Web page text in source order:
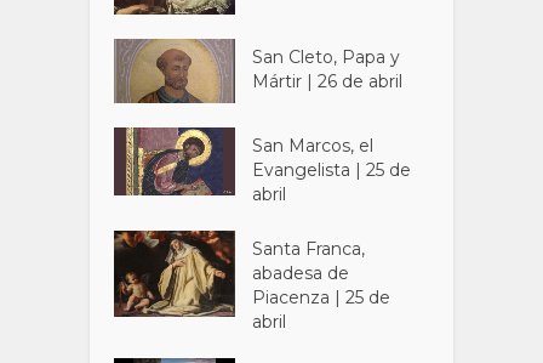
San Cleto, Papa y
Mártir | 26 de abril
San Marcos, el
Evangelista | 25 de
abril
Santa Franca,
abadesa de
Piacenza | 25 de
abril